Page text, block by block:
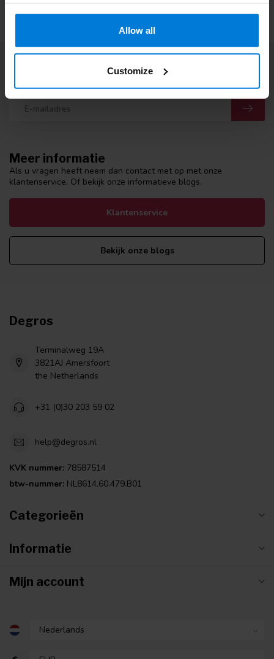
Allow all
Customize
Meer informatie
Als u vragen heeft neem dan contact met op met onze
klantenservice. Of bekijk onze informatieve blogs.
Klantenservice
Bekijk onze blogs
Abonneer je op onze nieuwsbrief
Degros
Terminalweg 19A
3821AJ Amersfoort
the Netherlands
+31 (0)30 203 59 02
help@degros.nl
KVK nummer: 78587514
btw-nummer: NL8614.60.479.B01
Categorieën
Informatie
Mijn account